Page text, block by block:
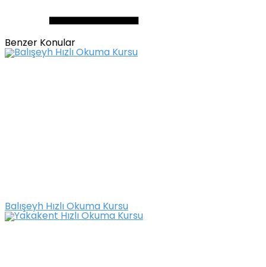
Benzer Konular
Balışeyh Hızlı Okuma Kursu